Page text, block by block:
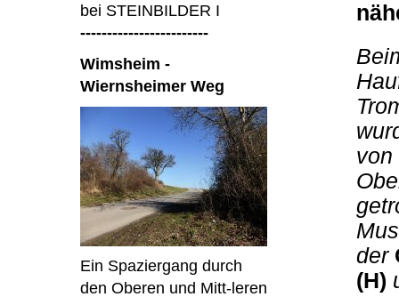
bei STEINBILDER I
------------------------
Wimsheim -
Wiernsheimer Weg
Ein Spaziergang durch
den Oberen und Mitt-leren
von
der
(H)